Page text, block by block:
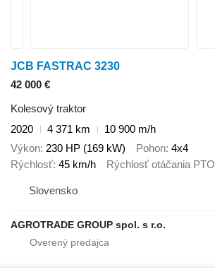
JCB FASTRAC 3230
42 000 €
Kolesový traktor
2020
4 371 km
10 900 m/h
Výkon 230 HP (169 kW) Pohon 4x4
Rýchlosť 45 km/h Rýchlosť otáčania PTO
Slovensko
AGROTRADE GROUP spol. s r.o.